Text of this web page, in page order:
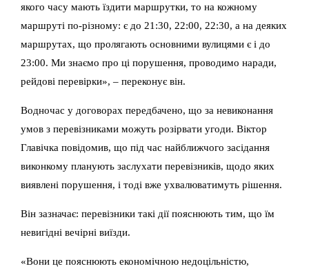
якого часу мають їздити маршрутки, то на кожному
маршруті по-різному: є до 21:30, 22:00, 22:30, а на деяких
маршрутах, що пролягають основними вулицями є і до
23:00. Ми знаємо про ці порушення, проводимо наради,
рейдові перевірки», – переконує він.
Водночас у договорах передбачено, що за невиконання
умов з перевізниками можуть розірвати угоди. Віктор
Главічка повідомив, що під час найближчого засідання
виконкому планують заслухати перевізників, щодо яких
виявлені порушення, і тоді вже ухвалюватимуть рішення.
Він зазначає: перевізники такі дії пояснюють тим, що їм
невигідні вечірні виїзди.
«Вони це пояснюють економічною недоцільністю,